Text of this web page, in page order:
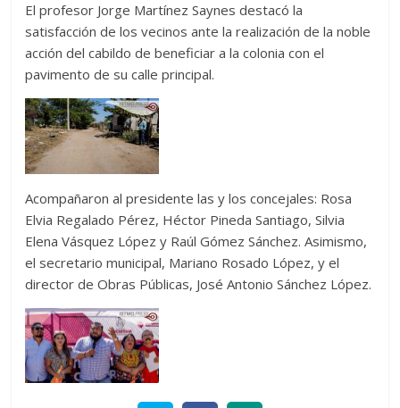
El profesor Jorge Martínez Saynes destacó la
satisfacción de los vecinos ante la realización de la noble
acción del cabildo de beneficiar a la colonia con el
pavimento de su calle principal.
Acompañaron al presidente las y los concejales: Rosa
Elvia Regalado Pérez, Héctor Pineda Santiago, Silvia
Elena Vásquez López y Raúl Gómez Sánchez. Asimismo,
el secretario municipal, Mariano Rosado López, y el
director de Obras Públicas, José Antonio Sánchez López.